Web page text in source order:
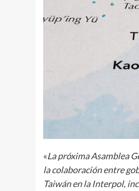
«La próxima Asamblea
la colaboración entre
Taiwán en la Interpol,